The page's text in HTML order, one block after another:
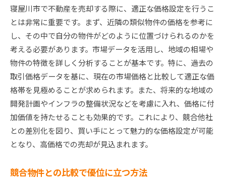
寝屋川市で不動産を売却する際に、適正な価格設定を行うこ
とは非常に重要です。まず、近隣の類似物件の価格を参考に
し、その中で自分の物件がどのように位置づけられるのかを
考える必要があります。市場データを活用し、地域の相場や
物件の特徴を詳しく分析することが基本です。特に、過去の
取引価格データを基に、現在の市場価格と比較して適正な価
格帯を見極めることが求められます。また、将来的な地域の
開発計画やインフラの整備状況などを考慮に入れ、価格に付
加価値を持たせることも効果的です。これにより、競合他社
との差別化を図り、買い手にとって魅力的な価格設定が可能
となり、高価格での売却が見込まれます。
競合物件との比較で優位に立つ方法